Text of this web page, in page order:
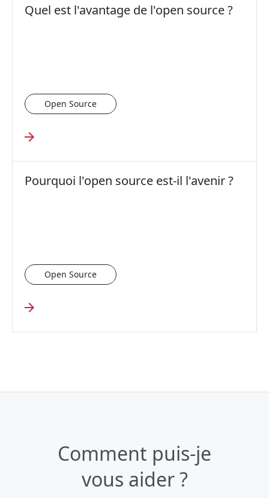
Quel est l'avantage de l'open source ?
Open Source
Pourquoi l'open source est-il l'avenir ?
Open Source
Comment puis-je
vous aider ?